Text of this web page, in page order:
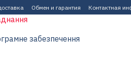
Обмен и гарантия Контактная
забезпечення